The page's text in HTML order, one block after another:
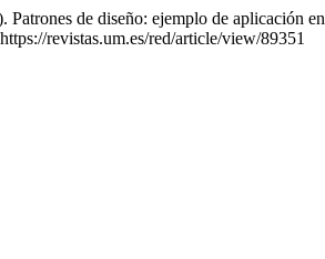
Patrones de diseño: ejemplo de aplicación
revistas.um.es/red/article/view/89351